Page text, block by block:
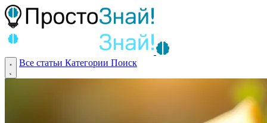
Все статьи Категории Поиск